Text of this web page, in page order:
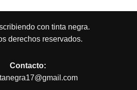
con tinta negra.
derechos reservados.
Contacto: